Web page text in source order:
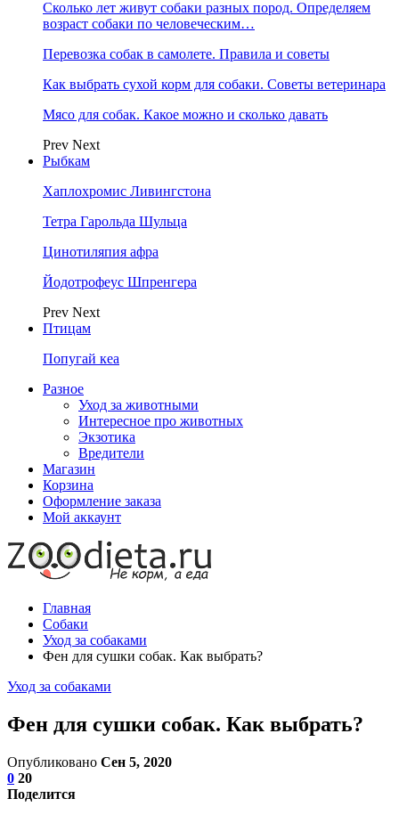
Сколько лет живут собаки разных пород. Определяем
возраст собаки по человеческим…
Перевозка собак в самолете. Правила и советы
Как выбрать сухой корм для собаки. Советы ветеринара
Мясо для собак. Какое можно и сколько давать
Prev Next
Рыбкам
Хаплохромис Ливингстона
Тетра Гарольда Шульца
Цинотиляпия афра
Йодотрофеус Шпренгера
Prev Next
Птицам
Попугай кеа
Разное
Уход за животными
Интересное про животных
Экзотика
Вредители
Магазин
Корзина
Оформление заказа
Мой аккаунт
Главная
Собаки
Уход за собаками
Фен для сушки собак. Как выбрать?
Уход за собаками
Фен для сушки собак. Как выбрать?
Опубликовано Сен 5, 2020
0 20
Поделится